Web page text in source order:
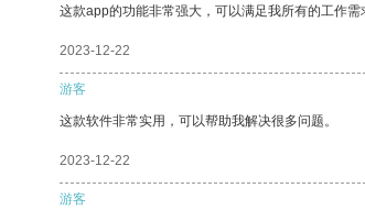
这款app的功能非常强大，可以满足我所有的工作需
2023-12-22
游客
这款软件非常实用，可以帮助我解决很多问题。
2023-12-22
游客